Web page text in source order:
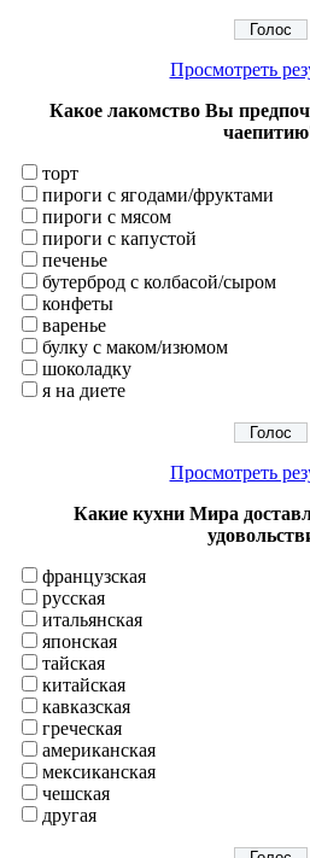
Просмотреть
Какое лакомство Вы
торт
пироги с ягодами/фруктами
пироги с мясом
пироги с капустой
печенье
бутерброд с колбасой/сыром
конфеты
варенье
булку с маком/изюмом
шоколадку
я на диете
Просмотреть
Какие кухни Мира
французская
русская
итальянская
японская
тайская
китайская
кавказская
греческая
американская
мексиканская
чешская
другая